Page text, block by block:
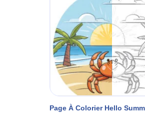
Page À Colorier Hello